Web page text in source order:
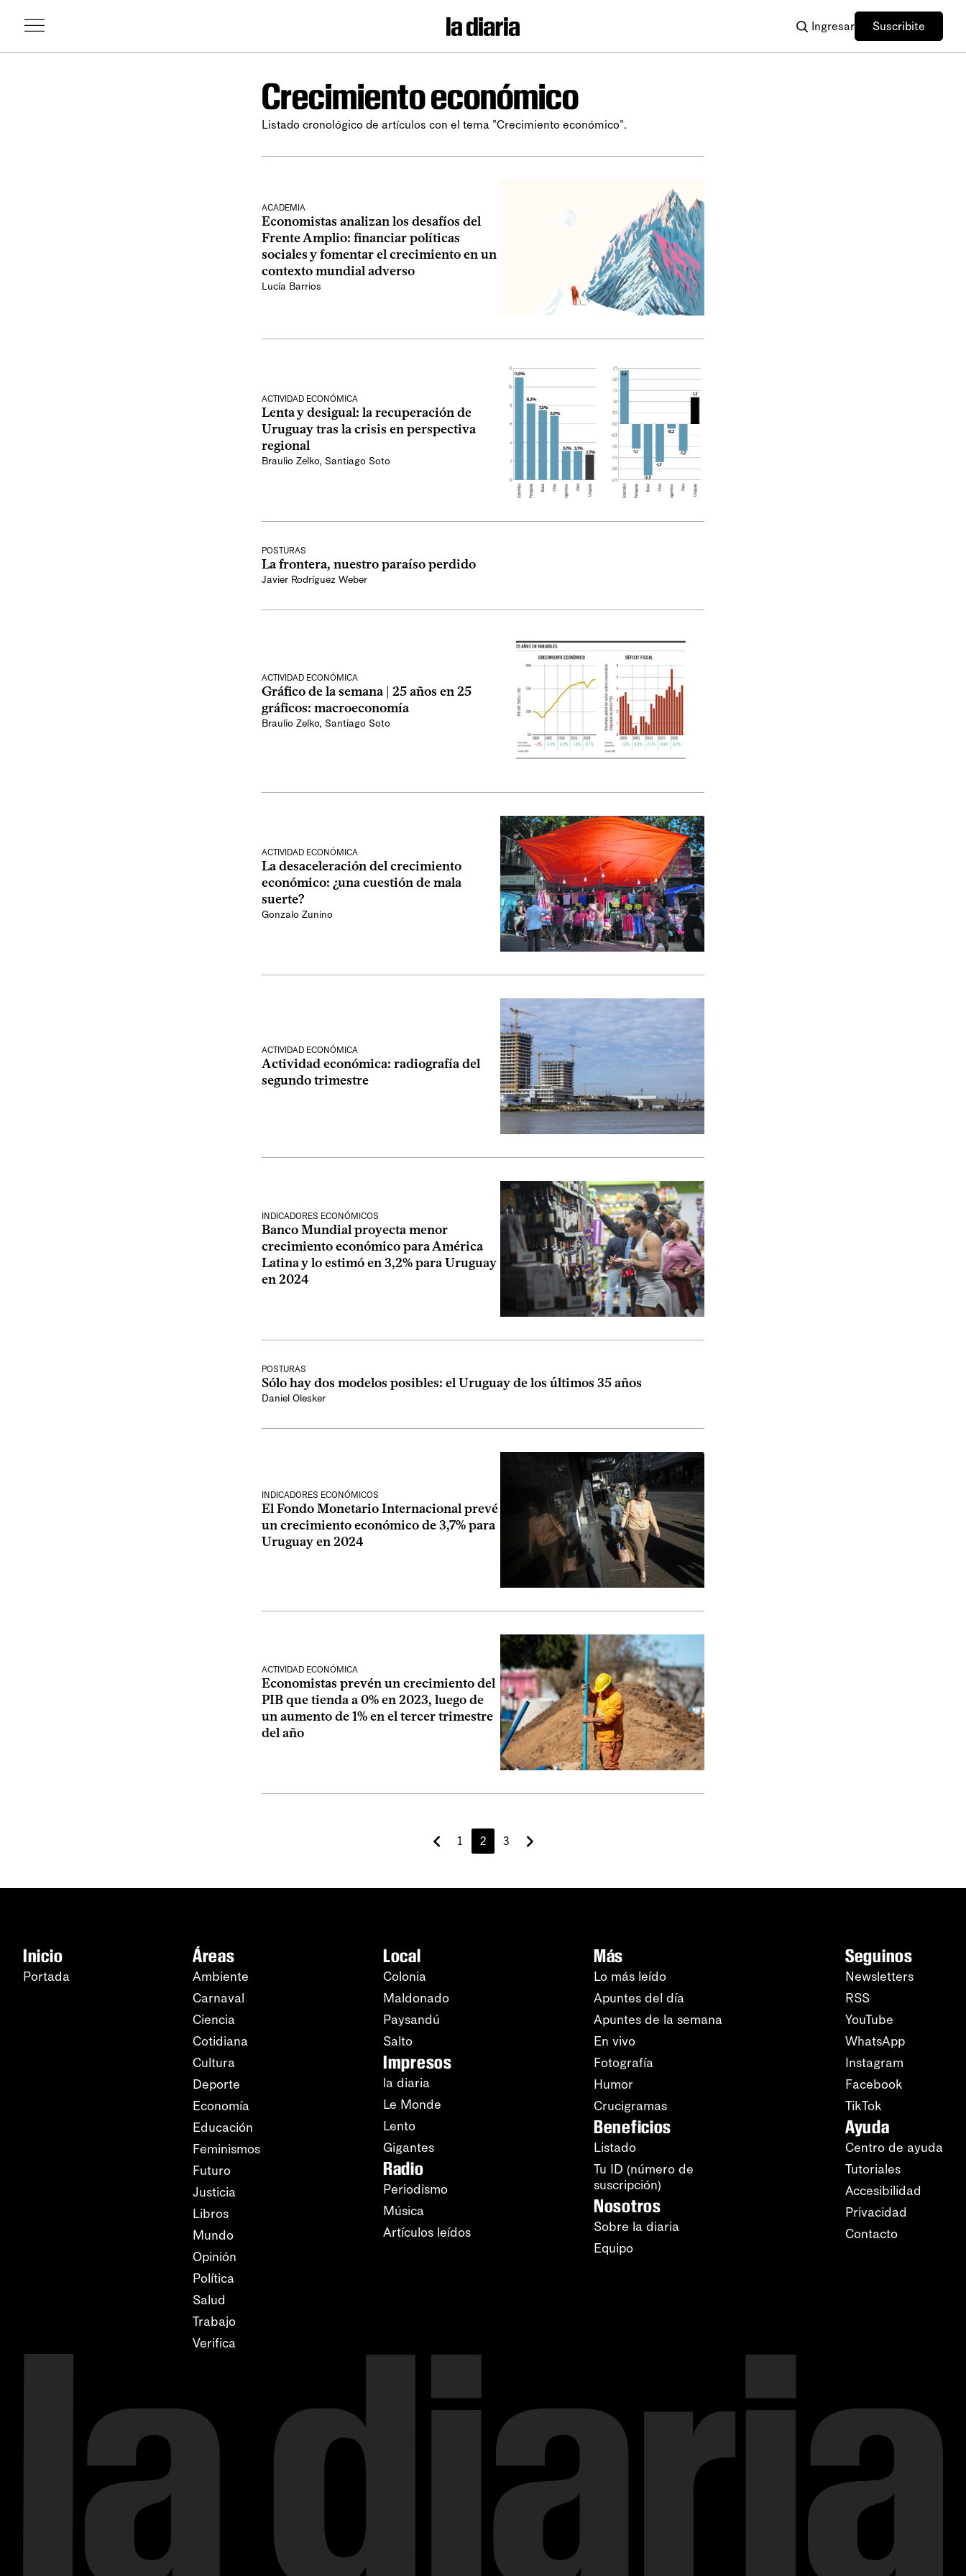
Ingresar Suscribite
Crecimiento económico
Listado cronológico de artículos con el tema "Crecimiento económico".
ACADEMIA
Economistas analizan los desafíos del
Frente Amplio: financiar políticas
sociales y fomentar el crecimiento en un
contexto mundial adverso
Lucía Barrios
ACTIVIDAD ECONÓMICA
Lenta y desigual: la recuperación de
Uruguay tras la crisis en perspectiva
regional
Braulio Zelko, Santiago Soto
POSTURAS
La frontera, nuestro paraíso perdido
Javier Rodríguez Weber
ACTIVIDAD ECONÓMICA
Gráfico de la semana | 25 años en 25
gráficos: macroeconomía
Braulio Zelko, Santiago Soto
ACTIVIDAD ECONÓMICA
La desaceleración del crecimiento
económico: ¿una cuestión de mala
suerte?
Gonzalo Zunino
ACTIVIDAD ECONÓMICA
Actividad económica: radiografía del
segundo trimestre
INDICADORES ECONÓMICOS
Banco Mundial proyecta menor
crecimiento económico para América
Latina y lo estimó en 3,2% para Uruguay
en 2024
POSTURAS
Sólo hay dos modelos posibles: el Uruguay de los últimos 35 años
Daniel Olesker
INDICADORES ECONÓMICOS
El Fondo Monetario Internacional prevé
un crecimiento económico de 3,7% para
Uruguay en 2024
ACTIVIDAD ECONÓMICA
Economistas prevén un crecimiento del
PIB que tienda a 0% en 2023, luego de
un aumento de 1% en el tercer trimestre
del año
1 2 3
Inicio
Portada
Áreas
Ambiente
Carnaval
Ciencia
Cotidiana
Cultura
Deporte
Economía
Educación
Feminismos
Futuro
Justicia
Libros
Mundo
Opinión
Política
Salud
Trabajo
Verifica
Local
Colonia
Maldonado
Paysandú
Salto
Impresos
la diaria
Le Monde
Lento
Gigantes
Radio
Periodismo
Música
Artículos leídos
Más
Lo más leído
Apuntes del día
Apuntes de la semana
En vivo
Fotografía
Humor
Crucigramas
Beneficios
Listado
Tu ID (número de
suscripción)
Nosotros
Sobre la diaria
Equipo
Seguinos
Newsletters
RSS
YouTube
WhatsApp
Instagram
Facebook
TikTok
Ayuda
Centro de ayuda
Tutoriales
Accesibilidad
Privacidad
Contacto